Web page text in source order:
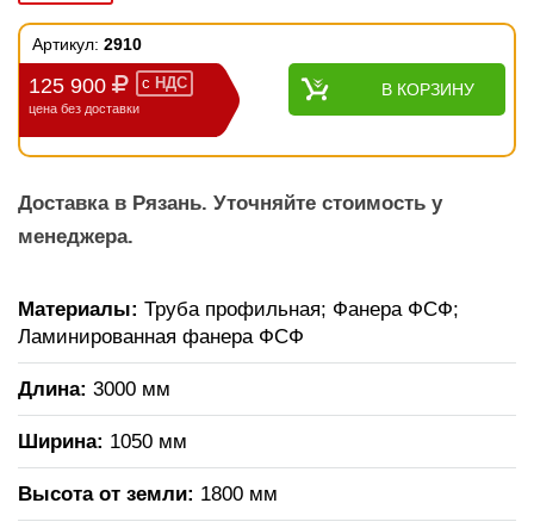
Артикул: 2910
125 900 с НДС
цена без доставки
В КОРЗИНУ
Доставка в Рязань. Уточняйте стоимость у
менеджера.
Материалы: Труба профильная; Фанера ФСФ;
Ламинированная фанера ФСФ
Длина: 3000 мм
Ширина: 1050 мм
Высота от земли: 1800 мм